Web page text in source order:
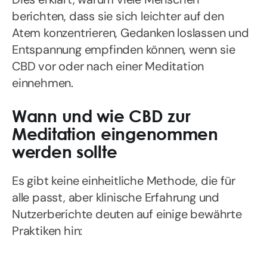
berichten, dass sie sich leichter auf den
Atem konzentrieren, Gedanken loslassen und
Entspannung empfinden können, wenn sie
CBD vor oder nach einer Meditation
einnehmen.
Wann und wie CBD zur
Meditation eingenommen
werden sollte
Es gibt keine einheitliche Methode, die für
alle passt, aber klinische Erfahrung und
Nutzerberichte deuten auf einige bewährte
Praktiken hin: